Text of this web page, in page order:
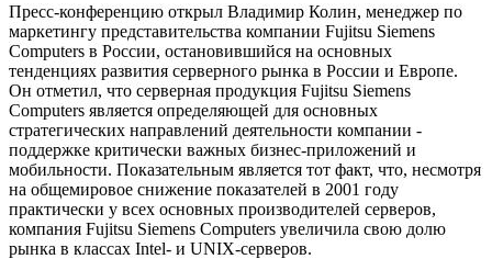
Пресс-конференцию открыл Владимир Колин, менеджер по
маркетингу представительства компании Fujitsu Siemens
Computers в России, остановившийся на основных
тенденциях развития серверного рынка в России и Европе.
Он отметил, что серверная продукция Fujitsu Siemens
Computers является определяющей для основных
стратегических направлений деятельности компании -
поддержке критически важных бизнес-приложений и
мобильности. Показательным является тот факт, что, несмотря
на общемировое снижение показателей в 2001 году
практически у всех основных производителей серверов,
компания Fujitsu Siemens Computers увеличила свою долю
рынка в классах Intel- и UNIX-серверов.